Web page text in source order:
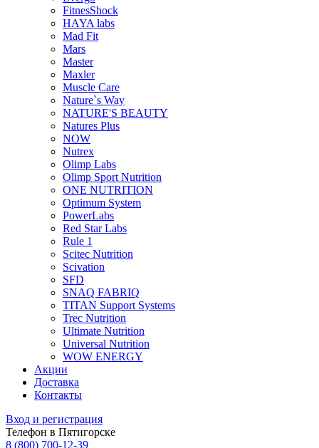
FitnesShock
HAYA labs
Mad Fit
Mars
Master
Maxler
Muscle Care
Nature`s Way
NATURE'S BEAUTY
Natures Plus
NOW
Nutrex
Olimp Labs
Olimp Sport Nutrition
ONE NUTRITION
Optimum System
PowerLabs
Red Star Labs
Rule 1
Scitec Nutrition
Scivation
SFD
SNAQ FABRIQ
TITAN Support Systems
Trec Nutrition
Ultimate Nutrition
Universal Nutrition
WOW ENERGY
Акции
Доставка
Контакты
Вход и регистрация
Телефон в Пятигорске
8 (800) 700-12-39